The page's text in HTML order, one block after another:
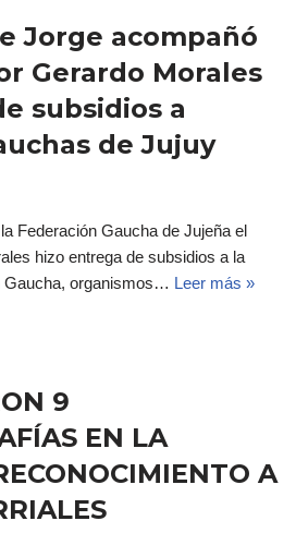
Jorge acompañó
Gerardo Morales
subsidios a
de Jujuy
Federación Gaucha de Jujeña el
hizo entrega de subsidios a la
Gaucha, organismos… Leer más »
9
EN LA
A